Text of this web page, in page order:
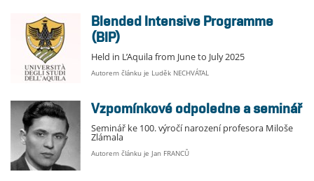
Blended Intensive Programme
(BIP)
Held in L’Aquila from June to July 2025
Autorem článku je Luděk NECHVÁTAL
Vzpomínkové odpoledne a seminář
Seminář ke 100. výročí narození profesora Miloše
Zlámala
Autorem článku je Jan FRANCŮ